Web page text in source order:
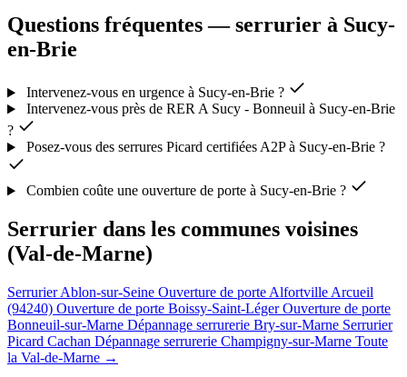
Questions fréquentes — serrurier à Sucy-
en-Brie
Intervenez-vous en urgence à Sucy-en-Brie ?
Intervenez-vous près de RER A Sucy - Bonneuil à Sucy-en-Brie
?
Posez-vous des serrures Picard certifiées A2P à Sucy-en-Brie ?
Combien coûte une ouverture de porte à Sucy-en-Brie ?
Serrurier dans les communes voisines
(Val-de-Marne)
Serrurier Ablon-sur-Seine Ouverture de porte Alfortville Arcueil
(94240) Ouverture de porte Boissy-Saint-LégerOuverture de porte
Bonneuil-sur-Marne Dépannage serrurerie Bry-sur-Marne Serrurier
Picard Cachan Dépannage serrurerie Champigny-sur-Marne Toute
la Val-de-Marne →